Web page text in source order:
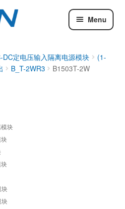
Menu
DC定电压输入隔离电源模块
(1-
B_T-2WR3 B1503T-2W
块